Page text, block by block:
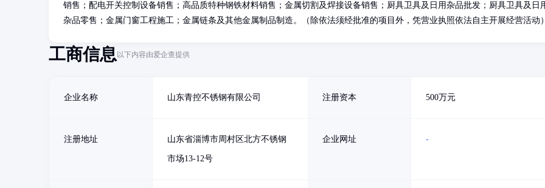
销售；配电开关控制设备销售；高品质特种钢铁材料销售；金属切割及焊接设备销售；厨具卫具及日用杂品批发；厨具卫具及日
杂品零售；金属门窗工程施工；金属链条及其他金属制品制造。（除依法须经批准的项目外，凭营业执照依法自主开展经营活动）
工商信息以下内容由爱企查提供
企业名称 山东青控不锈钢有限公司 注册资本 500万元
注册地址 山东省淄博市周村区北方不锈钢
市场13-12号
企业网址 -